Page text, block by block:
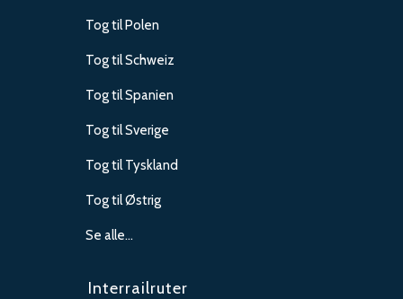
Tog til Polen
Tog til Schweiz
Tog til Spanien
Tog til Sverige
Tog til Tyskland
Tog til Østrig
Se alle…
Interrailruter